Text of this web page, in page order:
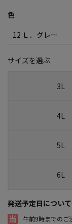
色
サイズを選ぶ
3L
4L
5L
6L
発送予定日について
午前9時までのご